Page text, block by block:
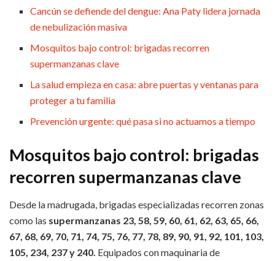
Cancún se defiende del dengue: Ana Paty lidera jornada
de nebulización masiva
Mosquitos bajo control: brigadas recorren
supermanzanas clave
La salud empieza en casa: abre puertas y ventanas para
proteger a tu familia
Prevención urgente: qué pasa si no actuamos a tiempo
Mosquitos bajo control: brigadas
recorren supermanzanas clave
Desde la madrugada, brigadas especializadas recorren zonas
como las supermanzanas 23, 58, 59, 60, 61, 62, 63, 65, 66,
67, 68, 69, 70, 71, 74, 75, 76, 77, 78, 89, 90, 91, 92, 101, 103,
105, 234, 237 y 240. Equipados con maquinaria de